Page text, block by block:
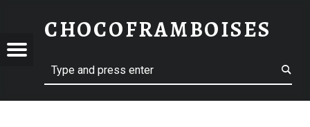
CHOCOFRAMBOISES
Menu